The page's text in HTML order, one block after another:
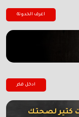
اعرف الحدوتة
ادخل فكر
كتير لصحتك